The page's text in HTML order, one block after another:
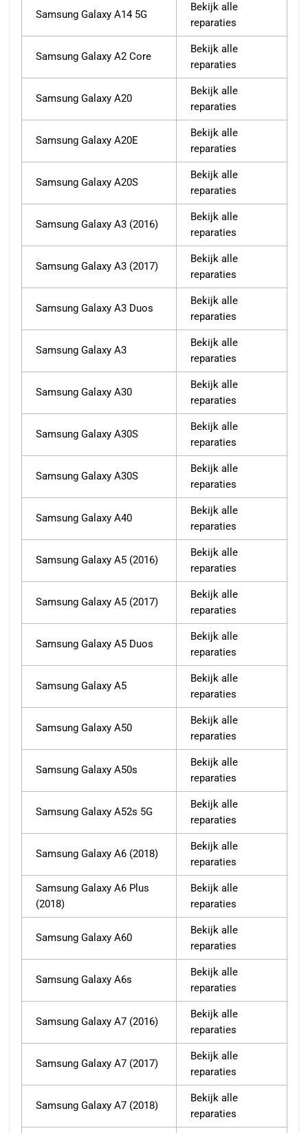
Samsung Galaxy A14 5G
Bekijk alle
reparaties
Samsung Galaxy A2 Core
Bekijk alle
reparaties
Samsung Galaxy A20
Bekijk alle
reparaties
Samsung Galaxy A20E
Bekijk alle
reparaties
Samsung Galaxy A20S
Bekijk alle
reparaties
Samsung Galaxy A3 (2016)
Bekijk alle
reparaties
Samsung Galaxy A3 (2017)
Bekijk alle
reparaties
Samsung Galaxy A3 Duos
Bekijk alle
reparaties
Samsung Galaxy A3
Bekijk alle
reparaties
Samsung Galaxy A30
Bekijk alle
reparaties
Samsung Galaxy A30S
Bekijk alle
reparaties
Samsung Galaxy A30S
Bekijk alle
reparaties
Samsung Galaxy A40
Bekijk alle
reparaties
Samsung Galaxy A5 (2016)
Bekijk alle
reparaties
Samsung Galaxy A5 (2017)
Bekijk alle
reparaties
Samsung Galaxy A5 Duos
Bekijk alle
reparaties
Samsung Galaxy A5
Bekijk alle
reparaties
Samsung Galaxy A50
Bekijk alle
reparaties
Samsung Galaxy A50s
Bekijk alle
reparaties
Samsung Galaxy A52s 5G
Bekijk alle
reparaties
Samsung Galaxy A6 (2018)
Bekijk alle
reparaties
Samsung Galaxy A6 Plus
(2018)
Bekijk alle
reparaties
Samsung Galaxy A60
Bekijk alle
reparaties
Samsung Galaxy A6s
Bekijk alle
reparaties
Samsung Galaxy A7 (2016)
Bekijk alle
reparaties
Samsung Galaxy A7 (2017)
Bekijk alle
reparaties
Samsung Galaxy A7 (2018)
Bekijk alle
reparaties